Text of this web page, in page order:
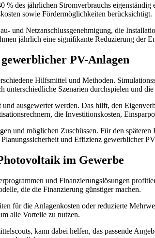
des jährlichen Stromverbrauchs
sowie Fördermöglichkeiten berücksichtigt.
und Netzanschlussgenehmigung, die
jährlich eine signifikante Reduzierung der
PV-Anlagen
Hilfsmittel und Methoden.
Szenarien durchspielen und
ausgewertet werden. Das hilft, den
die Investitionskosten,
und möglichen Zuschüssen. Für den
und Effizienz gewerblicher
im Gewerbe
und Finanzierungslösungen
die die Finanzierung günstiger machen.
für die Anlagenkosten oder reduzierte
alle Vorteile zu nutzen.
kann dabei helfen, das passende